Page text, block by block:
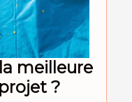
meilleure
?